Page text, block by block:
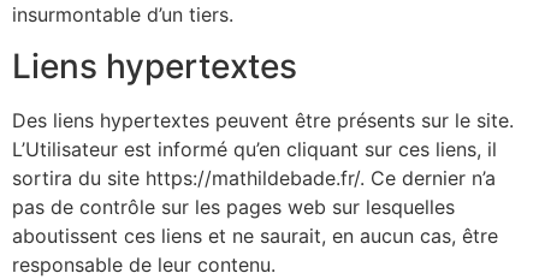
insurmontable d’un tiers.
Liens hypertextes
Des liens hypertextes peuvent être présents sur le site.
L’Utilisateur est informé qu’en cliquant sur ces liens, il
sortira du site https://mathildebade.fr/. Ce dernier n’a
pas de contrôle sur les pages web sur lesquelles
aboutissent ces liens et ne saurait, en aucun cas, être
responsable de leur contenu.